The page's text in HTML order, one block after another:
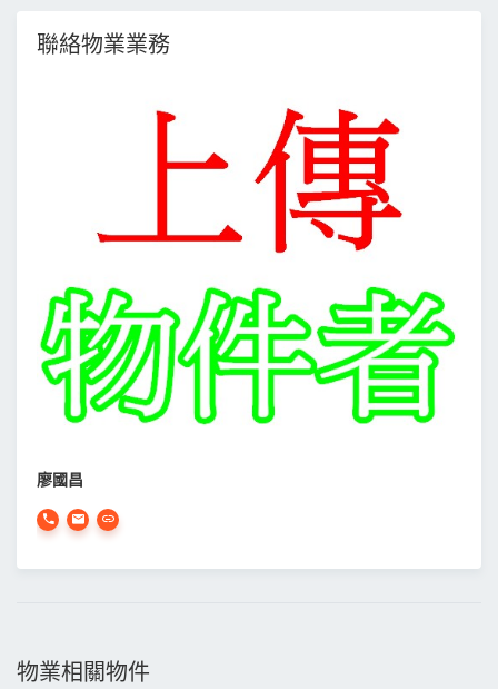
聯絡物業業務
廖國昌
物業相關物件